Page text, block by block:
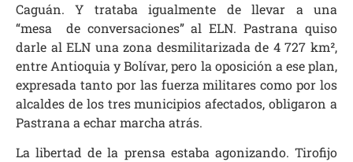
Caguán. Y trataba igualmente de llevar a una
“mesa de conversaciones” al ELN. Pastrana quiso
darle al ELN una zona desmilitarizada de 4 727 km²,
entre Antioquia y Bolívar, pero la oposición a ese plan,
expresada tanto por las fuerza militares como por los
alcaldes de los tres municipios afectados, obligaron a
Pastrana a echar marcha atrás.
La libertad de la prensa estaba agonizando. Tirofijo